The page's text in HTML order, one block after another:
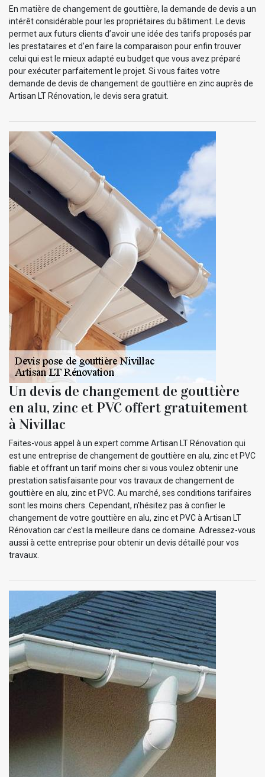
En matière de changement de gouttière, la demande de devis a un
intérêt considérable pour les propriétaires du bâtiment. Le devis
permet aux futurs clients d’avoir une idée des tarifs proposés par
les prestataires et d’en faire la comparaison pour enfin trouver
celui qui est le mieux adapté eu budget que vous avez préparé
pour exécuter parfaitement le projet. Si vous faites votre
demande de devis de changement de gouttière en zinc auprès de
Artisan LT Rénovation, le devis sera gratuit.
Un devis de changement de gouttière
en alu, zinc et PVC offert gratuitement
à Nivillac
Faites-vous appel à un expert comme Artisan LT Rénovation qui
est une entreprise de changement de gouttière en alu, zinc et PVC
fiable et offrant un tarif moins cher si vous voulez obtenir une
prestation satisfaisante pour vos travaux de changement de
gouttière en alu, zinc et PVC. Au marché, ses conditions tarifaires
sont les moins chers. Cependant, n’hésitez pas à confier le
changement de votre gouttière en alu, zinc et PVC à Artisan LT
Rénovation car c’est la meilleure dans ce domaine. Adressez-vous
aussi à cette entreprise pour obtenir un devis détaillé pour vos
travaux.